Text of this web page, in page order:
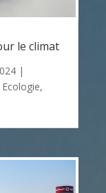
le climat
|
Ecologie,